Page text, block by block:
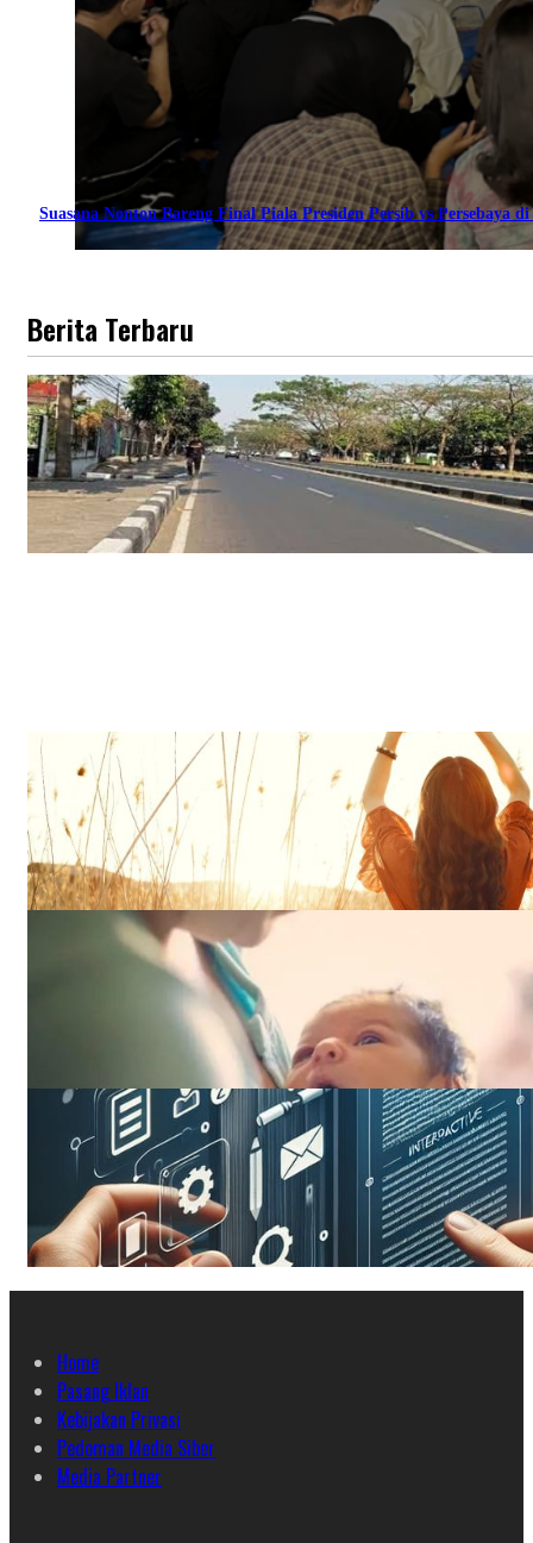
Suasana Nonton Bareng Final Piala Presiden Persib vs Persebaya di
Berita Terbaru
Home
Pasang Iklan
Kebijakan Privasi
Pedoman Media Siber
Media Partner